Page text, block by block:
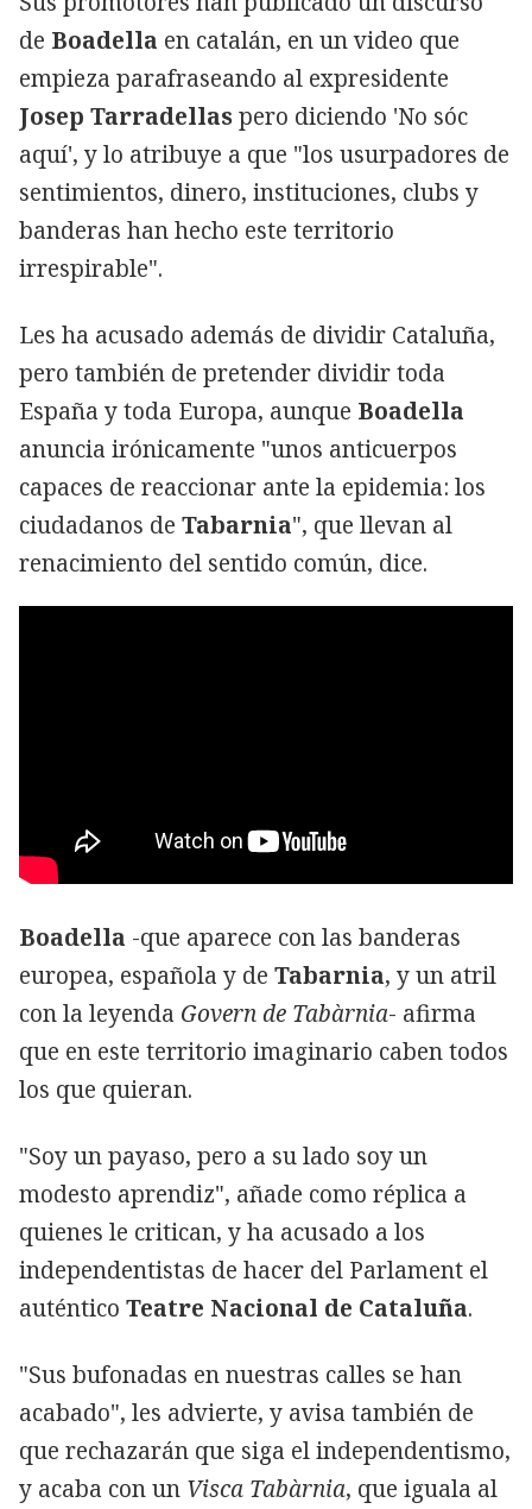
de Boadella en catalán, en un video que
empieza parafraseando al expresidente
Josep Tarradellaspero diciendo 'No sóc
aquí', y lo atribuye a que "los usurpadores de
sentimientos, dinero, instituciones, clubs y
banderas han hecho este territorio
irrespirable".
Les ha acusado además de dividir Cataluña,
pero también de pretender dividir toda
España y toda Europa, aunque Boadella
anuncia irónicamente "unos anticuerpos
capaces de reaccionar ante la epidemia: los
ciudadanos de Tabarnia", que llevan al
renacimiento del sentido común, dice.
Boadella -que aparece con las banderas
europea, española y de Tabarnia, y un atril
con la leyenda Govern de Tabàrnia- afirma
que en este territorio imaginario caben todos
los que quieran.
"Soy un payaso, pero a su lado soy un
modesto aprendiz", añade como réplica a
quienes le critican, y ha acusado a los
independentistas de hacer del Parlament el
auténtico Teatre Nacional de Cataluña.
"Sus bufonadas en nuestras calles se han
acabado", les advierte, y avisa también de
que rechazarán que siga el independentismo,
y acaba con un Visca Tabàrnia, que iguala al